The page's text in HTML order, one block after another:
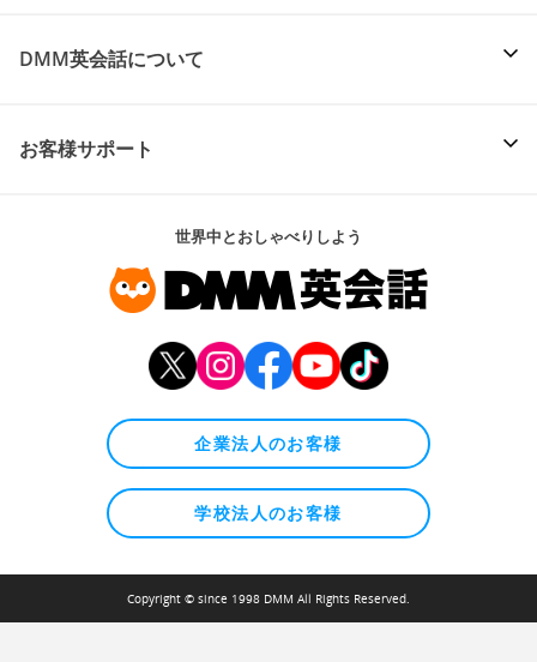
DMM英会話について
お客様サポート
世界中とおしゃべりしよう
企業法人のお客様
学校法人のお客様
Copyright © since 1998 DMM All Rights Reserved.